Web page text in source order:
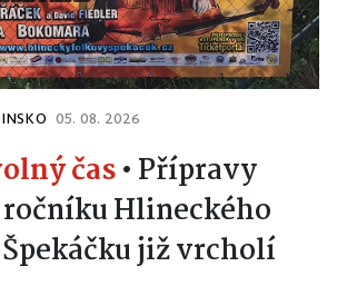
05. 08. 2026
čas• Přípravy
Hlineckého
již vrcholí